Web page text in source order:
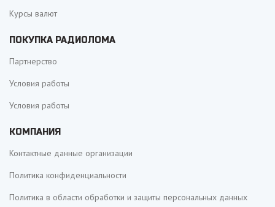
Курсы валют
ПОКУПКА РАДИОЛОМА
Партнерство
Условия работы
Условия работы
КОМПАНИЯ
Контактные данные организации
Политика конфиденциальности
Политика в области обработки и защиты персональных данных